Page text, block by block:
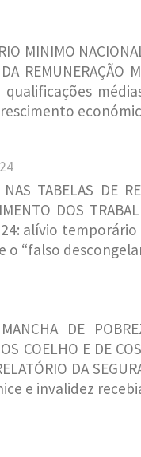
MINIMO
DA
NAS TABELAS DE
DOS
alívio
o “falso
DE
COELHO E DE
DA
e invalidez